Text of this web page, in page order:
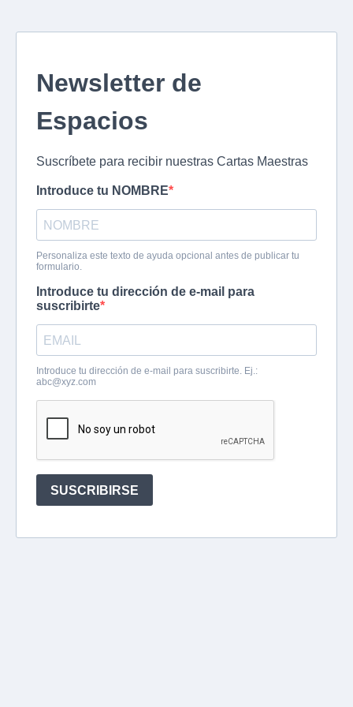
Newsletter de
Espacios
Suscríbete para recibir nuestras Cartas Maestras
Introduce tu NOMBRE
Personaliza este texto de ayuda opcional antes de publicar tu
formulario.
Introduce tu dirección de e-mail para
suscribirte
Introduce tu dirección de e-mail para suscribirte. Ej.:
abc@xyz.com
SUSCRIBIRSE